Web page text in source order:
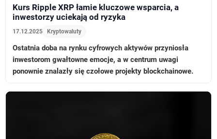
Kurs Ripple XRP łamie kluczowe wsparcia, a
inwestorzy uciekają od ryzyka
17.12.2025 Kryptowaluty
Ostatnia doba na rynku cyfrowych aktywów przyniosła
inwestorom gwałtowne emocje, a w centrum uwagi
ponownie znalazły się czołowe projekty blockchainowe.